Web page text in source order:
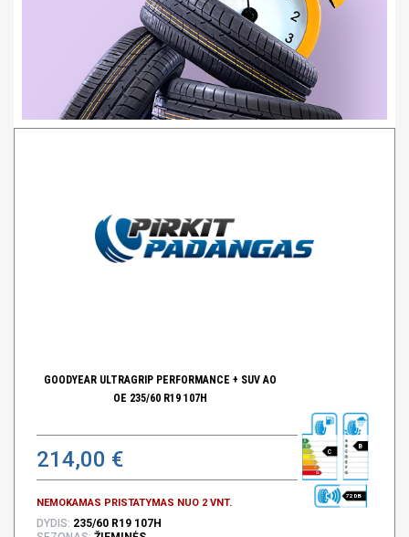
GOODYEAR ULTRAGRIP PERFORMANCE + SUV AO
OE 235/60 R19 107H
214,00 €
NEMOKAMAS PRISTATYMAS NUO 2 VNT.
C
B
72 DB
DYDIS: 235/60 R19 107H